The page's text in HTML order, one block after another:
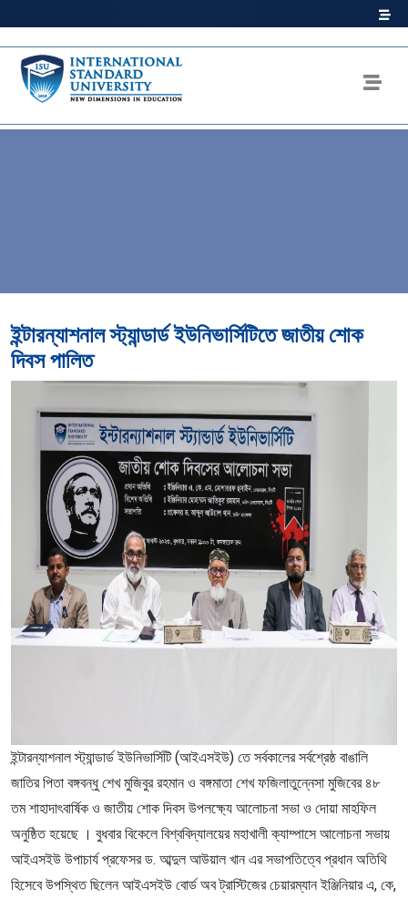
ইন্টারন্যাশনাল স্ট্যান্ডার্ড ইউনিভার্সিটিতে জাতীয় শোক
দিবস পালিত
ইন্টারন্যাশনাল স্ট্যান্ডার্ড ইউনিভার্সিটি (আইএসইউ) তে সর্বকালের সর্বশ্রেষ্ঠ বাঙালি
জাতির পিতা বঙ্গবন্ধু শেখ মুজিবুর রহমান ও বঙ্গমাতা শেখ ফজিলাতুন্নেসা মুজিবের ৪৮
তম শাহাদাৎবার্ষিক ও জাতীয় শোক দিবস উপলক্ষ্যে আলোচনা সভা ও দোয়া মাহফিল
অনুষ্ঠিত হয়েছে । বুধবার বিকেলে বিশ্ববিদ্যালয়ের মহাখালী ক্যাম্পাসে আলোচনা সভায়
আইএসইউ উপাচার্য প্রফেসর ড. আব্দুল আউয়াল খান এর সভাপতিত্বে প্রধান অতিথি
হিসেবে উপস্থিত ছিলেন আইএসইউ বোর্ড অব ট্রাস্টিজের চেয়ারম্যান ইঞ্জিনিয়ার এ, কে,